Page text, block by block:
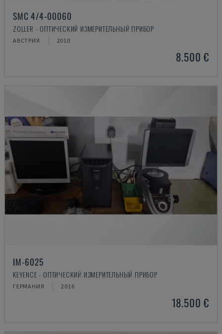
SMC 4/4-00060
ZOLLER - ОПТИЧЕСКИЙ ИЗМЕРИТЕЛЬНЫЙ ПРИБОР
АВСТРИЯ 2010
8.500 €
IM-6025
KEYENCE - ОПТИЧЕСКИЙ ИЗМЕРИТЕЛЬНЫЙ ПРИБОР
ГЕРМАНИЯ 2016
18.500 €